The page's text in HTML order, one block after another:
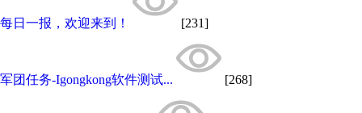
每日一报，欢迎来到！ [231]
军团任务-Igongkong软件测试... [268]